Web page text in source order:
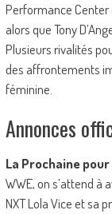
Performance Center
alors que Tony
Plusieurs rivalités
des affrontements
féminine.
Annonces
La Prochaine pour
WWE, on s’attend à
NXT Lola Vice et sa